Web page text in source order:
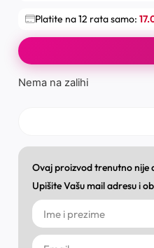
Platite na 12 rata samo:
Nema na zalihi
Ovaj proizvod trenutno nije
Upišite Vašu mail adresu i